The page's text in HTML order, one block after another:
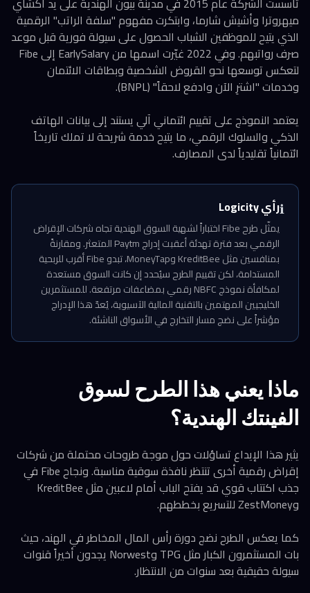
ميهروترا وأشيش شارما، وابتكرت مفهوم "سلفة الراتب" الرقمية
الذي يتيح للموظفين الشباب الحصول على سيولة فورية قبل موعد
صرف رواتبهم. وفي 2022 غيّرت اسمها من EarlySalary إلى Fibe
لتعكس توسعها نحو القروض الشخصية وبطاقات الائتمان
وخدمات "اشترِ الآن وادفع لاحقاً" (BNPL).
يعتمد النموذج على تقييم ائتماني آلي يستند إلى بيانات الهاتف
الذكي والسلوك الرقمي، ما يتيح خدمة شريحة لا تملك تاريخاً
ائتمانياً تقليدياً لدى المصارف.
ℹ️رأي Logicity
يمثّل طرح Fibe اختباراً لشهية السوق الهندية تجاه شركات الإقراض
الرقمي بعد فترة تهدئة أعقبت إدراج Paytm المتعثر. ومقارنةً
بمنافسين مثل KreditBee وMoneyTap، تبدو Fibe أقرب للربحية
المستدامة، لكن تقييم الطرح سيُحدد إن كانت السوق مستعدة
لمكافأة نموذج NBFC رقمي بمضاعفات مرتفعة. للمستثمرين
الخليجيين المهتمين بالتقنية المالية الآسيوية، يُعدّ هذا الإدراج
مؤشراً على نضج مسار التخارج في الأسواق الناشئة.
ماذا يعني هذا الطرح لسوق
الفينتك الهندية؟
يثير هذا الإيداع تساؤلات حول موجة طروحات محتملة من شركات
إقراض رقمية أخرى تنتظر نافذة سوقية مناسبة. ونجاح Fibe في
جذب اكتتاب قوي قد يفتح الباب أمام لاعبين مثل KreditBee
وZestMoney للتسريع بخططهم.
كما يعكس الطرح نضج دورة رأس المال المخاطر في الهند، حيث
بات المستثمرون الكبار مثل TPG وNorwest يجدون أخيراً قنوات
سيولة حقيقية بعد سنوات من الانتظار.